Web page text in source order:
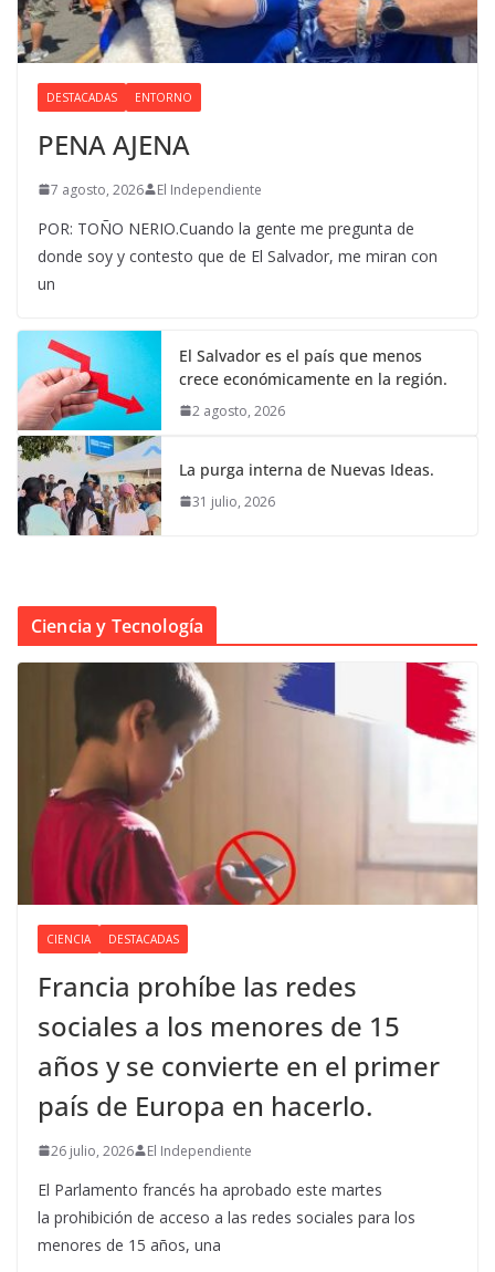
DESTACADAS ENTORNO
PENA AJENA
7 agosto, 2026 El Independiente
POR: TOÑO NERIO.Cuando la gente me pregunta de
donde soy y contesto que de El Salvador, me miran con
un
El Salvador es el país que menos
crece económicamente en la región.
2 agosto, 2026
La purga interna de Nuevas Ideas.
31 julio, 2026
Ciencia y Tecnología
CIENCIA DESTACADAS
Francia prohíbe las redes
sociales a los menores de 15
años y se convierte en el primer
país de Europa en hacerlo.
26 julio, 2026 El Independiente
El Parlamento francés ha aprobado este martes
la prohibición de acceso a las redes sociales para los
menores de 15 años, una